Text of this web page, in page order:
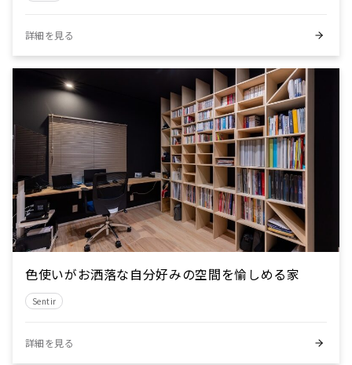
詳細を見る
色使いがお洒落な自分好みの空間を愉しめる家
Sentir
詳細を見る